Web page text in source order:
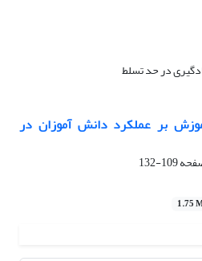
در حد تسلط
بر عملکرد دانش آموزان در
109-132
1.75